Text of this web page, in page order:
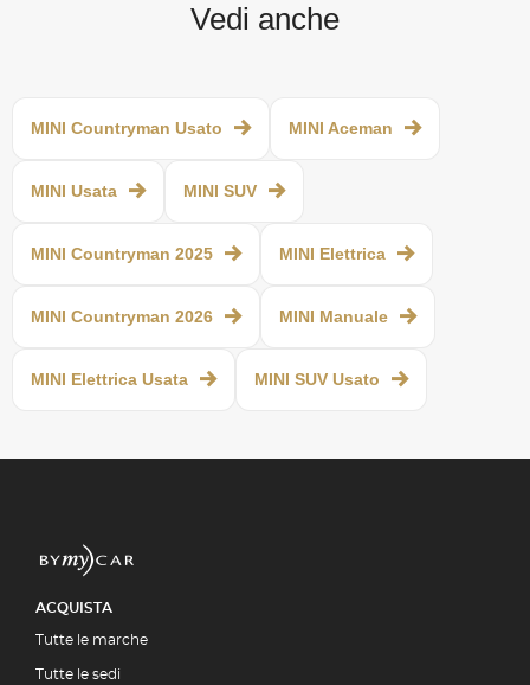
Vedi anche
MINI Countryman Usato MINI Aceman
MINI Usata MINI SUV
MINI Countryman 2025 MINI Elettrica
MINI Countryman 2026 MINI Manuale
MINI Elettrica Usata MINI SUV Usato
ACQUISTA
Tutte le marche
Tutte le sedi